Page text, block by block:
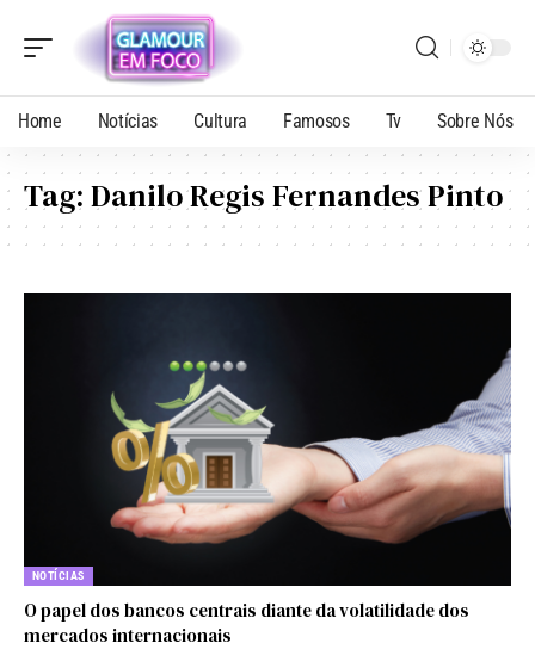
Home Notícias Cultura Famosos Tv Sobre Nós
Tag:Danilo Regis Fernandes Pinto
NOTÍCIAS
O papel dos bancos centrais diante da volatilidade dos
mercados internacionais